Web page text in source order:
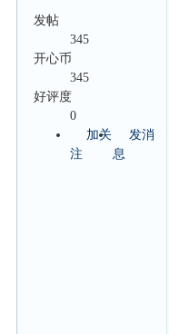
发帖
345
开心币
345
好评度
0
加关
注
发消
息